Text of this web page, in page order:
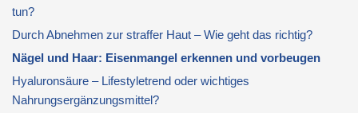
tun?
Durch Abnehmen zur straffer Haut – Wie geht das richtig?
Nägel und Haar: Eisenmangel erkennen und vorbeugen
Hyaluronsäure – Lifestyletrend oder wichtiges
Nahrungsergänzungsmittel?